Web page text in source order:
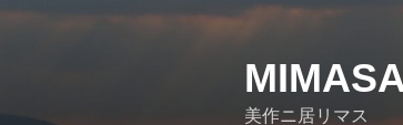
コ
美作ニ居リマス